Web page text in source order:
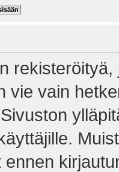
vie vain